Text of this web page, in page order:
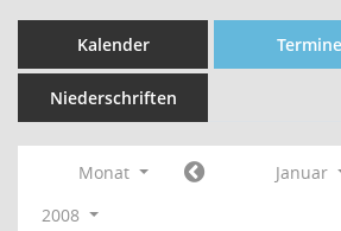
Kalender Termine
Niederschriften
Monat
Januar
2008